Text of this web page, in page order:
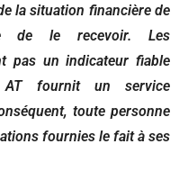
la situation financière de
de le recevoir. Les
pas un indicateur fiable
AT fournit un service
toute personne
fournies le fait à ses